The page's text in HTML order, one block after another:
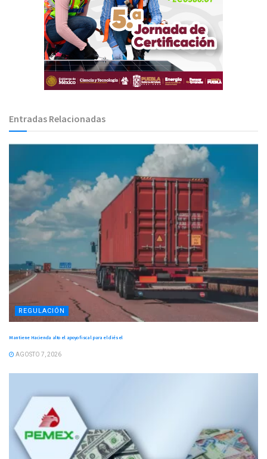
Entradas Relacionadas
REGULACIÓN
Mantiene Hacienda alto el apoyo fiscal para el diésel
AGOSTO 7, 2026